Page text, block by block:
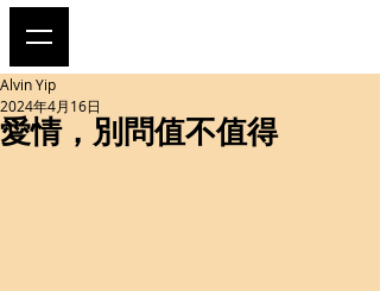
愛情，別問值不值得
Alvin Yip
2024年4月16日